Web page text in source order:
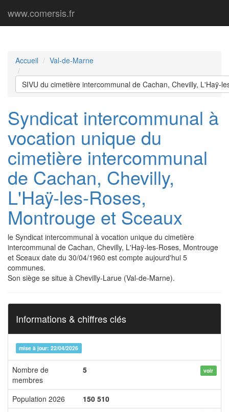
www.comersis.fr
Accueil Val-de-Marne
SIVU du cimetière intercommunal de Cachan, Chevilly, L'Haÿ-
Syndicat intercommunal à
vocation unique du
cimetière intercommunal
de Cachan, Chevilly,
L'Haÿ-les-Roses,
Montrouge et Sceaux
le Syndicat intercommunal à vocation unique du cimetière
intercommunal de Cachan, Chevilly, L'Haÿ-les-Roses, Montrouge
et Sceaux date du 30/04/1960 est compte aujourd'hui 5
communes.
Son siège se situe à Chevilly-Larue (Val-de-Marne).
Informations & chiffres clés
mise à jour: 22/04/2026
Nombre de
membres
5 voir
Population 2026
150 510